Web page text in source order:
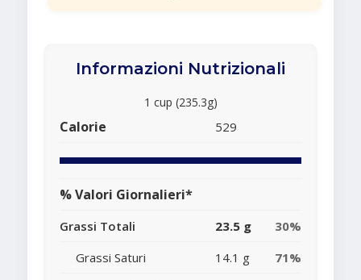
Informazioni Nutrizionali
1 cup (235.3g)
Calorie 529
% Valori Giornalieri*
Grassi Totali 23.5 g
30%
Grassi Saturi
14.1 g
71%